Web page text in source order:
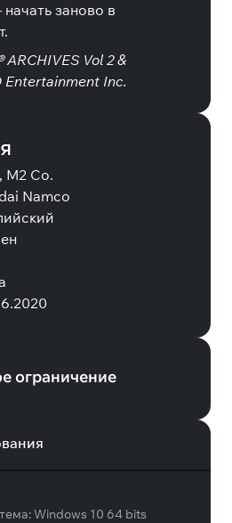
заново в
ARCHIVES Vol 2 &
Inc.
M2 Co.
Namco
ограничение
Windows 10 64 bits